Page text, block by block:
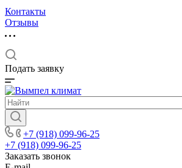
Контакты
Отзывы
Подать заявку
+7 (918) 099-96-25
+7 (918) 099-96-25
Заказать звонок